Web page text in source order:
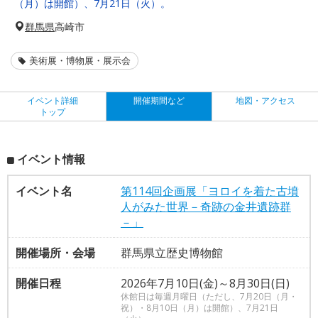
（月）は開館）、7月21日（火）。
群馬県高崎市
美術展・博物展・展示会
イベント詳細
トップ
開催期間など 地図・アクセス
イベント情報
イベント名
第114回企画展「ヨロイを着た古墳
人がみた世界－奇跡の金井遺跡群
－」
開催場所・会場
群馬県立歴史博物館
開催日程
2026年7月10日(金)～8月30日(日)
休館日は毎週月曜日（ただし、7月20日（月・
祝）・8月10日（月）は開館）、7月21日